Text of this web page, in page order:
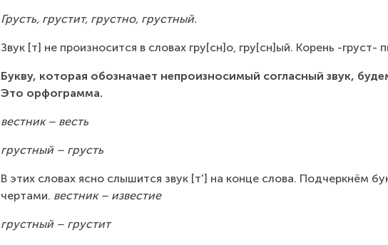
Грусть, грустит, грустно, грустный.
Звук [т] не произносится в словах гру[сн]о, гру[сн]ый. Корень -груст-
Букву, которая обозначает непроизносимый согласный звук,
Это орфограмма.
вестник – весть
грустный – грусть
В этих словах ясно слышится звук [т'] на конце слова. Подчеркнём
чертами. вестник – известие
грустный – грустит